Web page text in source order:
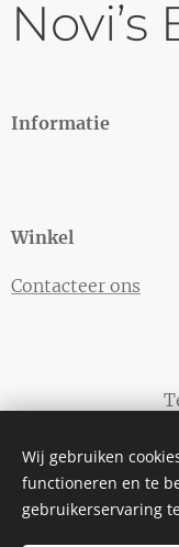
Informatie
Winkel
Contacteer ons
Wij gebruiken
functioneren en te
gebruikerservaring